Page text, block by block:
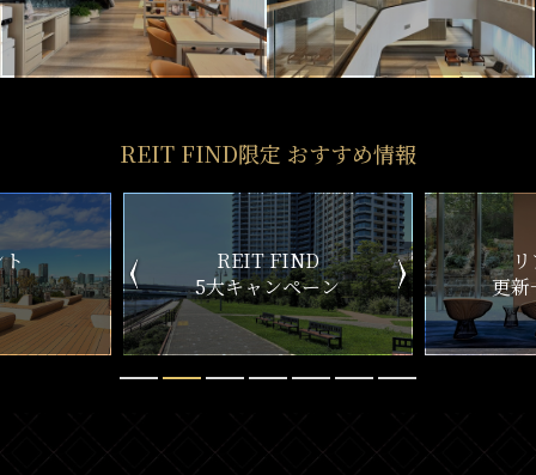
REIT FIND限定 おすすめ情報
ン
リアルタイム
更新一覧チェック
新